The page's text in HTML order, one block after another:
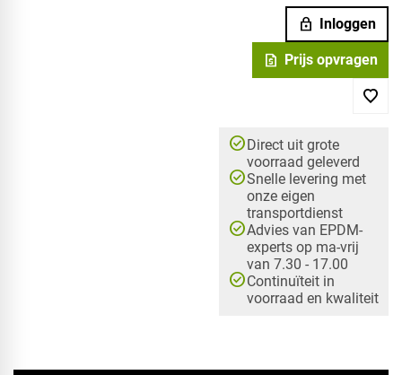
lock Inloggen
request_quote Prijs opvragen
check_circleDirect uit grote
voorraad geleverd
check_circleSnelle levering met
onze eigen
transportdienst
check_circleAdvies van EPDM-
experts op ma-vrij
van 7.30 - 17.00
check_circleContinuïteit in
voorraad en kwaliteit